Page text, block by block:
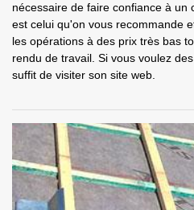
nécessaire de faire confiance à un
est celui qu'on vous recommande
les opérations à des prix très bas
rendu de travail. Si vous voulez
suffit de visiter son site web.